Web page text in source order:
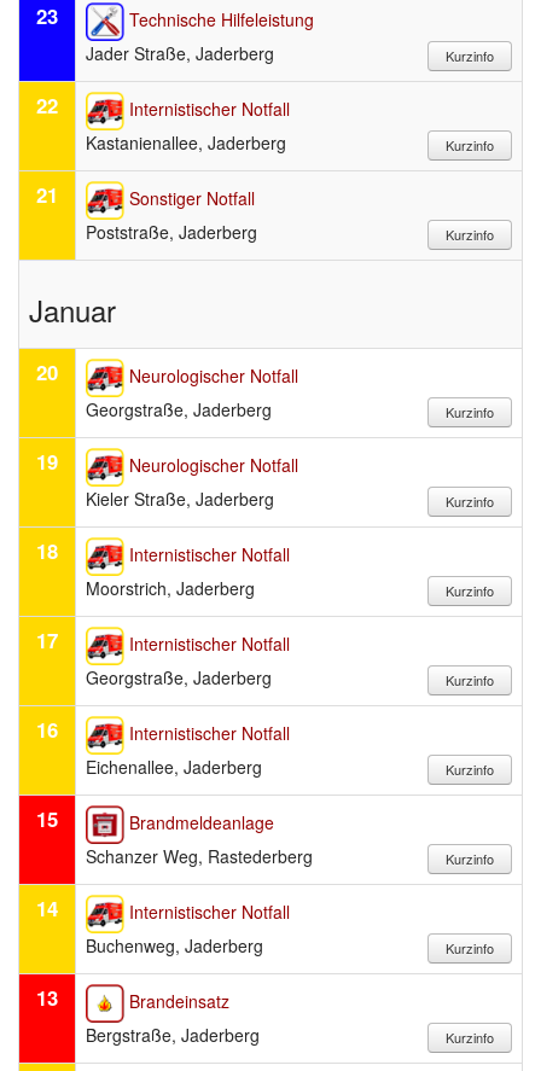
23
Technische Hilfeleistung
Jader Straße, Jaderberg
22
Internistischer Notfall
Kastanienallee, Jaderberg
21
Sonstiger Notfall
Poststraße, Jaderberg
Januar
20
Neurologischer Notfall
Georgstraße, Jaderberg
19
Neurologischer Notfall
Kieler Straße, Jaderberg
18
Internistischer Notfall
Moorstrich, Jaderberg
17
Internistischer Notfall
Georgstraße, Jaderberg
16
Internistischer Notfall
Eichenallee, Jaderberg
15
Brandmeldeanlage
Schanzer Weg, Rastederberg
14
Internistischer Notfall
Buchenweg, Jaderberg
13
Brandeinsatz
Bergstraße, Jaderberg